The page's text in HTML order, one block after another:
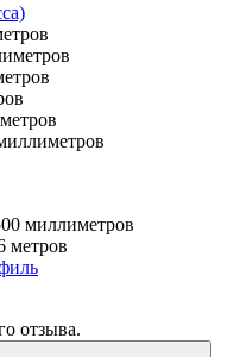
миллиметров
метров
отзыва.